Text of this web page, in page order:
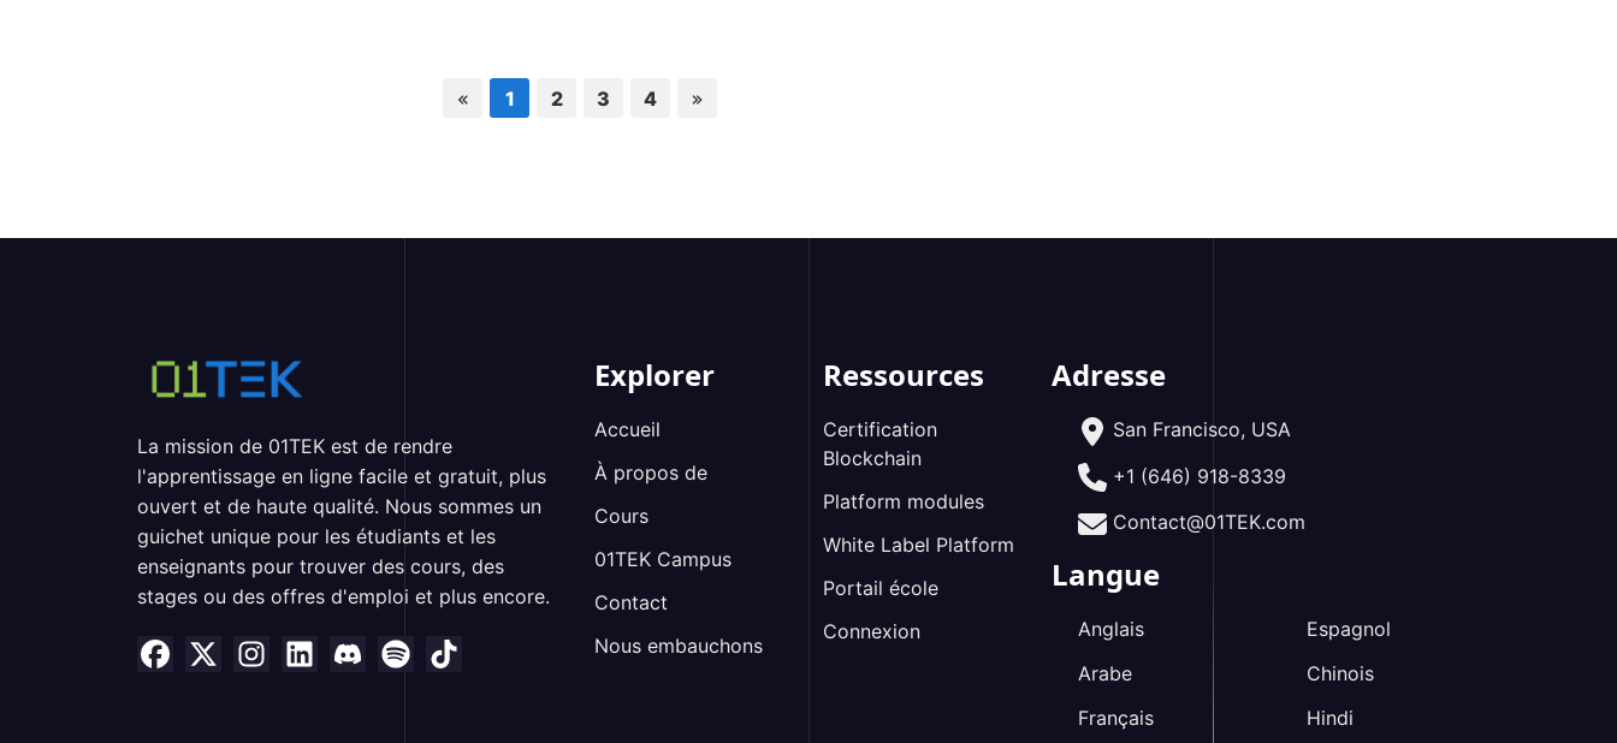
1 2 3 4
La mission de 01TEK est de rendre
l'apprentissage en ligne facile et gratuit, plus
ouvert et de haute qualité. Nous sommes un
guichet unique pour les étudiants et les
enseignants pour trouver des cours, des
stages ou des offres d'emploi et plus encore.
Explorer
Accueil
À propos de
Cours
01TEK Campus
Contact
Nous embauchons
Ressources
Certification
Blockchain
Platform modules
White Label Platform
Portail école
Connexion
Adresse
San Francisco, USA
+1 (646) 918-8339
Contact@01TEK.com
Langue
Anglais
Arabe
Français
Espagnol
Chinois
Hindi